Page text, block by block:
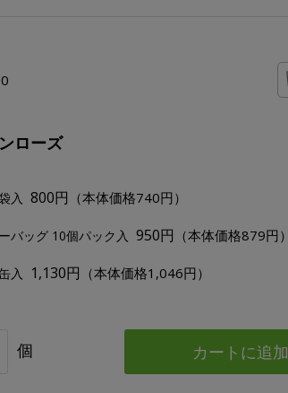
ローズ
入 800円 （本体価格740円）
バッグ 10個パック入 950円 （本体価格879円）
入 1,130円 （本体価格1,046円）
個 カートに追加